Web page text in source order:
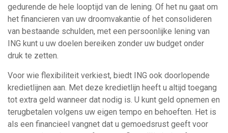
gedurende de hele looptijd van de lening. Of het nu gaat om
het financieren van uw droomvakantie of het consolideren
van bestaande schulden, met een persoonlijke lening van
ING kunt u uw doelen bereiken zonder uw budget onder
druk te zetten.
Voor wie flexibiliteit verkiest, biedt ING ook doorlopende
kredietlijnen aan. Met deze kredietlijn heeft u altijd toegang
tot extra geld wanneer dat nodig is. U kunt geld opnemen en
terugbetalen volgens uw eigen tempo en behoeften. Het is
als een financieel vangnet dat u gemoedsrust geeft voor